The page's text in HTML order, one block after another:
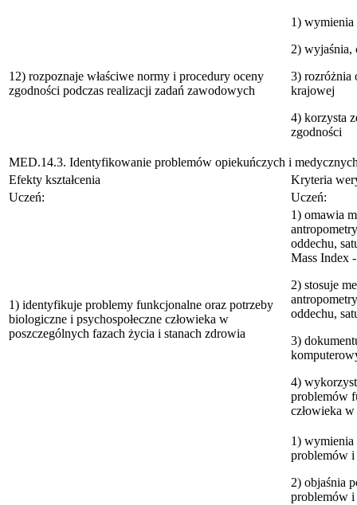
12) rozpoznaje właściwe normy i procedury oceny
zgodności podczas realizacji zadań zawodowych
1)
2) wyjaśnia,
3) rozróżnia
krajowej
4) korzysta
zgodności
MED.14.3. Identyfikowanie problemów opiekuńczych i
Efekty kształcenia
Kryteria
Uczeń:
Uczeń:
1) identyfikuje problemy funkcjonalne oraz potrzeby
biologiczne i psychospołeczne człowieka w
poszczególnych fazach życia i stanach zdrowia
1) omawia
oddechu,
Mass Index
2) stosuje
oddechu,
3)
4)
problemów
człowieka
1) wymienia
problemów i
2) objaśnia
problemów i